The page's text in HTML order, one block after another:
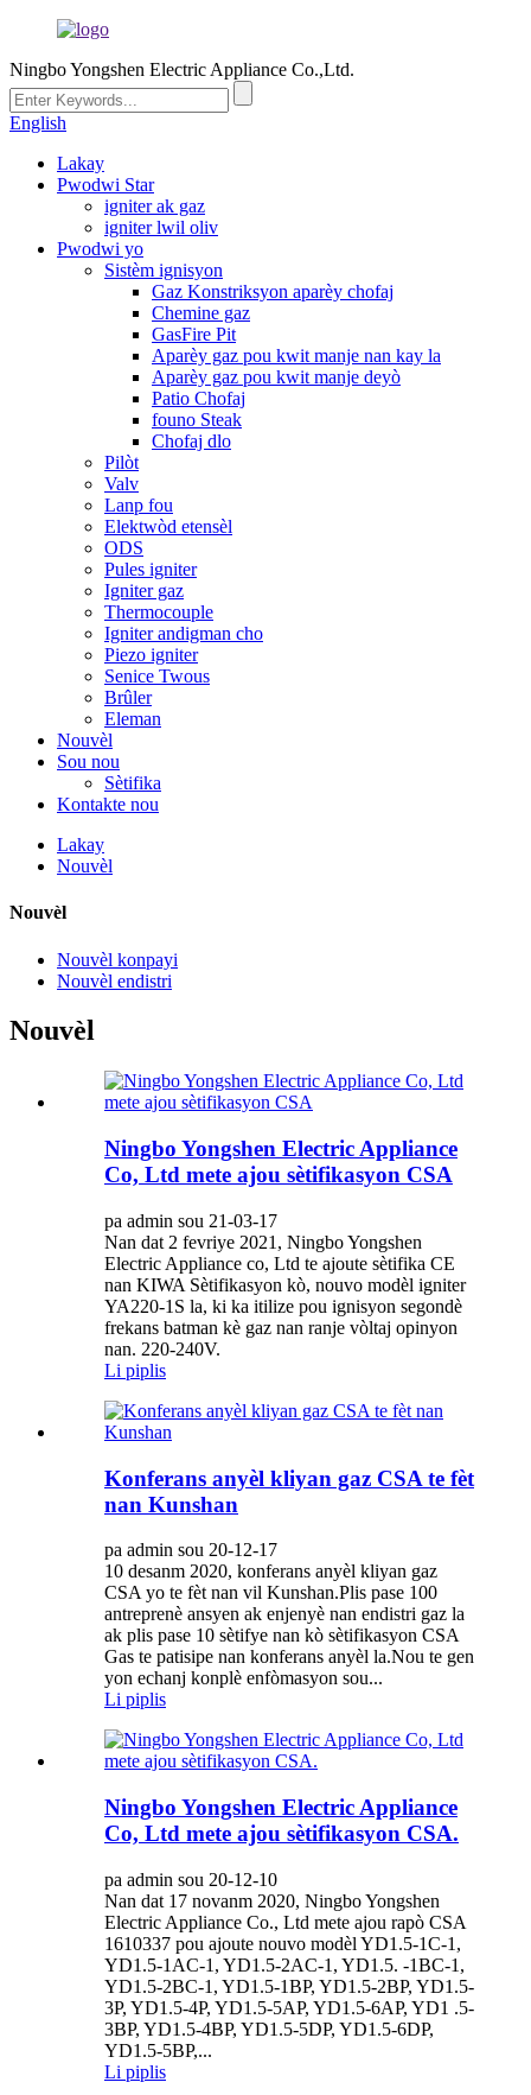
Ningbo Yongshen Electric Appliance Co.,Ltd.
English
Lakay
Pwodwi Star
igniter ak gaz
igniter lwil oliv
Pwodwi yo
Sistèm ignisyon
Gaz Konstriksyon aparèy chofaj
Chemine gaz
GasFire Pit
Aparèy gaz pou kwit manje nan kay la
Aparèy gaz pou kwit manje deyò
Patio Chofaj
founo Steak
Chofaj dlo
Pilòt
Valv
Lanp fou
Elektwòd etensèl
ODS
Pules igniter
Igniter gaz
Thermocouple
Igniter andigman cho
Piezo igniter
Senice Twous
Brûler
Eleman
Nouvèl
Sou nou
Sètifika
Kontakte nou
Lakay
Nouvèl
Nouvèl
Nouvèl konpayi
Nouvèl endistri
Nouvèl
Ningbo Yongshen Electric Appliance
Co, Ltd mete ajou sètifikasyon CSA
pa admin sou 21-03-17
Nan dat 2 fevriye 2021, Ningbo Yongshen
Electric Appliance co, Ltd te ajoute sètifika CE
nan KIWA Sètifikasyon kò, nouvo modèl igniter
YA220-1S la, ki ka itilize pou ignisyon segondè
frekans batman kè gaz nan ranje vòltaj opinyon
nan. 220-240V.
Li piplis
Konferans anyèl kliyan gaz CSA te fèt
nan Kunshan
pa admin sou 20-12-17
10 desanm 2020, konferans anyèl kliyan gaz
CSA yo te fèt nan vil Kunshan.Plis pase 100
antreprenè ansyen ak enjenyè nan endistri gaz la
ak plis pase 10 sètifye nan kò sètifikasyon CSA
Gas te patisipe nan konferans anyèl la.Nou te gen
yon echanj konplè enfòmasyon sou...
Li piplis
Ningbo Yongshen Electric Appliance
Co, Ltd mete ajou sètifikasyon CSA.
pa admin sou 20-12-10
Nan dat 17 novanm 2020, Ningbo Yongshen
Electric Appliance Co., Ltd mete ajou rapò CSA
1610337 pou ajoute nouvo modèl YD1.5-1C-1,
YD1.5-1AC-1, YD1.5-2AC-1, YD1.5. -1BC-1,
YD1.5-2BC-1, YD1.5-1BP, YD1.5-2BP, YD1.5-
3P, YD1.5-4P, YD1.5-5AP, YD1.5-6AP, YD1 .5-
3BP, YD1.5-4BP, YD1.5-5DP, YD1.5-6DP,
YD1.5-5BP,...
Li piplis